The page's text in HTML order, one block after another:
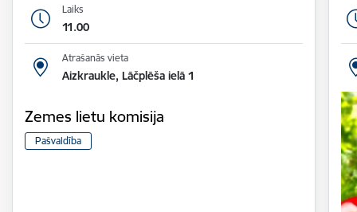
Laiks
11.00
Atrašanās vieta
Aizkraukle, Lāčplēša ielā 1
Zemes lietu komisija
Pašvaldība